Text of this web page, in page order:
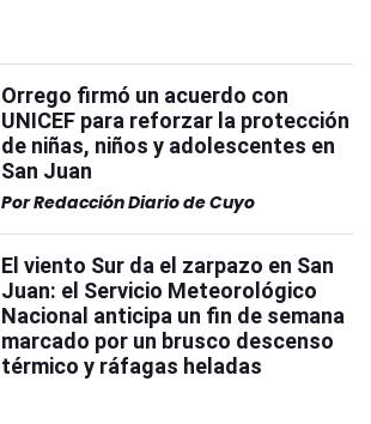
Orrego firmó un acuerdo con
UNICEF para reforzar la protección
de niñas, niños y adolescentes en
San Juan
PorRedacción Diario de Cuyo
El viento Sur da el zarpazo en San
Juan: el Servicio Meteorológico
Nacional anticipa un fin de semana
marcado por un brusco descenso
térmico y ráfagas heladas